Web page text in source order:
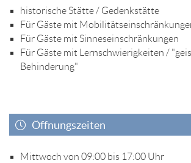
historische Stätte / Gedenkstätte
Für Gäste mit
Für Gäste mit Sinneseinschränkungen
Für Gäste mit Lernschwierigkeiten /
Behinderung"
Öffnungszeiten
Mittwoch von 09:00 bis 17:00 Uhr